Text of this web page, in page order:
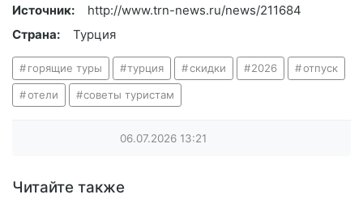
Источник:
http://www.trn-news.ru/news/211684
Страна:
Турция
горящие туры турция скидки 2026 отпуск
отели советы туристам
06.07.2026 13:21
Читайте также